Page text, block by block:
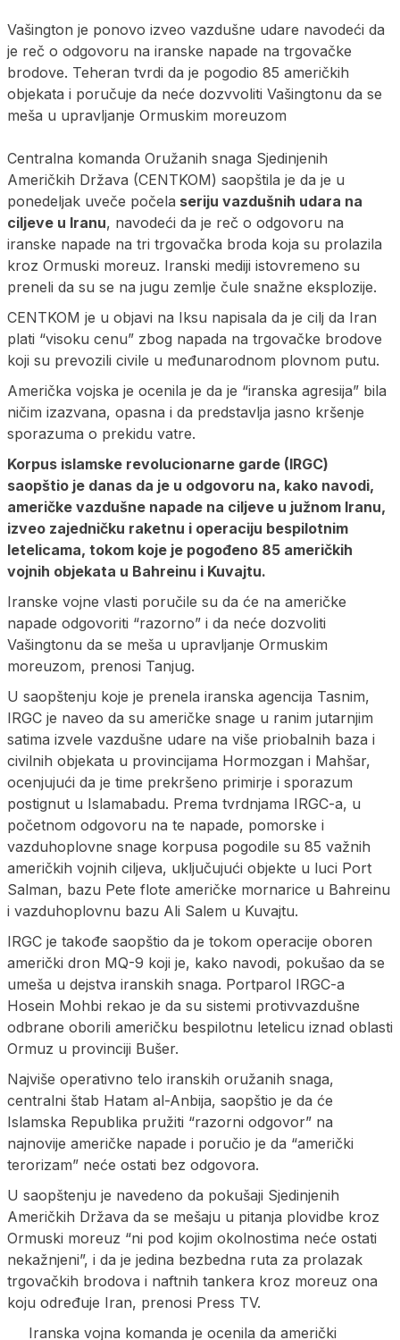
Vašington je ponovo izveo vazdušne udare navodeći da
je reč o odgovoru na iranske napade na trgovačke
brodove. Teheran tvrdi da je pogodio 85 američkih
objekata i poručuje da neće dozvvoliti Vašingtonu da se
meša u upravljanje Ormuskim moreuzom
Centralna komanda Oružanih snaga Sjedinjenih
Američkih Država (CENTKOM) saopštila je da je u
ponedeljak uveče počela seriju vazdušnih udara na
ciljeve u Iranu, navodeći da je reč o odgovoru na
iranske napade na tri trgovačka broda koja su prolazila
kroz Ormuski moreuz. Iranski mediji istovremeno su
preneli da su se na jugu zemlje čule snažne eksplozije.
CENTKOM je u objavi na Iksu napisala da je cilj da Iran
plati “visoku cenu” zbog napada na trgovačke brodove
koji su prevozili civile u međunarodnom plovnom putu.
Američka vojska je ocenila je da je “iranska agresija” bila
ničim izazvana, opasna i da predstavlja jasno kršenje
sporazuma o prekidu vatre.
Korpus islamske revolucionarne garde (IRGC)
saopštio je danas da je u odgovoru na, kako navodi,
američke vazdušne napade na ciljeve u južnom Iranu,
izveo zajedničku raketnu i operaciju bespilotnim
letelicama, tokom koje je pogođeno 85 američkih
vojnih objekata u Bahreinu i Kuvajtu.
Iranske vojne vlasti poručile su da će na američke
napade odgovoriti “razorno” i da neće dozvoliti
Vašingtonu da se meša u upravljanje Ormuskim
moreuzom, prenosi Tanjug.
U saopštenju koje je prenela iranska agencija Tasnim,
IRGC je naveo da su američke snage u ranim jutarnjim
satima izvele vazdušne udare na više priobalnih baza i
civilnih objekata u provincijama Hormozgan i Mahšar,
ocenjujući da je time prekršeno primirje i sporazum
postignut u Islamabadu. Prema tvrdnjama IRGC-a, u
početnom odgovoru na te napade, pomorske i
vazduhoplovne snage korpusa pogodile su 85 važnih
američkih vojnih ciljeva, uključujući objekte u luci Port
Salman, bazu Pete flote američke mornarice u Bahreinu
i vazduhoplovnu bazu Ali Salem u Kuvajtu.
IRGC je takođe saopštio da je tokom operacije oboren
američki dron MQ-9 koji je, kako navodi, pokušao da se
umeša u dejstva iranskih snaga. Portparol IRGC-a
Hosein Mohbi rekao je da su sistemi protivvazdušne
odbrane oborili američku bespilotnu letelicu iznad oblasti
Ormuz u provinciji Bušer.
Najviše operativno telo iranskih oružanih snaga,
centralni štab Hatam al-Anbija, saopštio je da će
Islamska Republika pružiti “razorni odgovor” na
najnovije američke napade i poručio je da “američki
terorizam” neće ostati bez odgovora.
U saopštenju je navedeno da pokušaji Sjedinjenih
Američkih Država da se mešaju u pitanja plovidbe kroz
Ormuski moreuz “ni pod kojim okolnostima neće ostati
nekažnjeni”, i da je jedina bezbedna ruta za prolazak
trgovačkih brodova i naftnih tankera kroz moreuz ona
koju određuje Iran, prenosi Press TV.
Iranska vojna komanda je ocenila da američki